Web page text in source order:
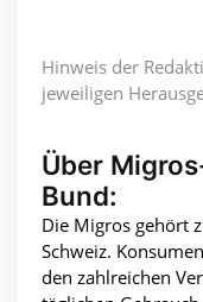
Hinweis der
jeweiligen
Über
Bund:
Die Migros gehört
Schweiz.
den zahlreichen